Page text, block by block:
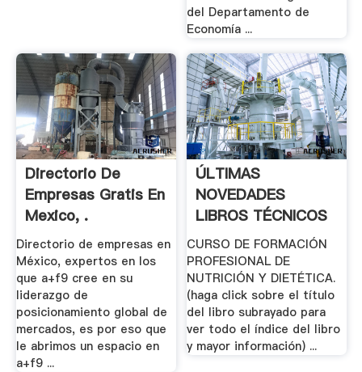
del Departamento de
Economía ...
Directorio De
Empresas Gratis En
Mexico, .
Directorio de empresas en
México, expertos en los
que a+f9 cree en su
liderazgo de
posicionamiento global de
mercados, es por eso que
le abrimos un espacio en
a+f9 ...
ÚLTIMAS
NOVEDADES
LIBROS TÉCNICOS
AMV .
CURSO DE FORMACIÓN
PROFESIONAL DE
NUTRICIÓN Y DIETÉTICA.
(haga click sobre el título
del libro subrayado para
ver todo el índice del libro
y mayor información) ...